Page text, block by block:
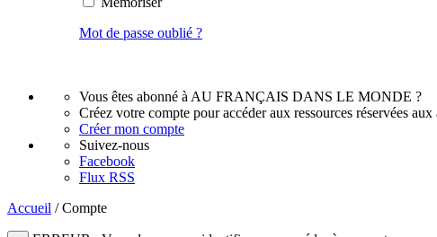
Mot de passe oublié ?
Vous êtes abonné à AU FRANÇAIS DANS LE MONDE ?
Créez votre compte pour accéder aux ressources réservées aux
Créer mon compte
Suivez-nous
Facebook
Flux RSS
Accueil /Compte